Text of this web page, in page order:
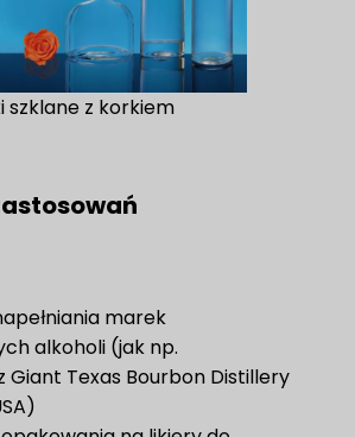
szklane z korkiem
marek
alkoholi (jak np.
Giant Texas Bourbon Distillery